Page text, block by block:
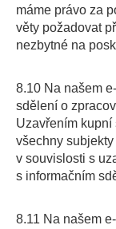
máme právo za
věty požadovat
nezbytné na
8.10 Na našem
sdělení o
Uzavřením kupní
všechny
v souvislosti s
s informačním
8.11 Na našem